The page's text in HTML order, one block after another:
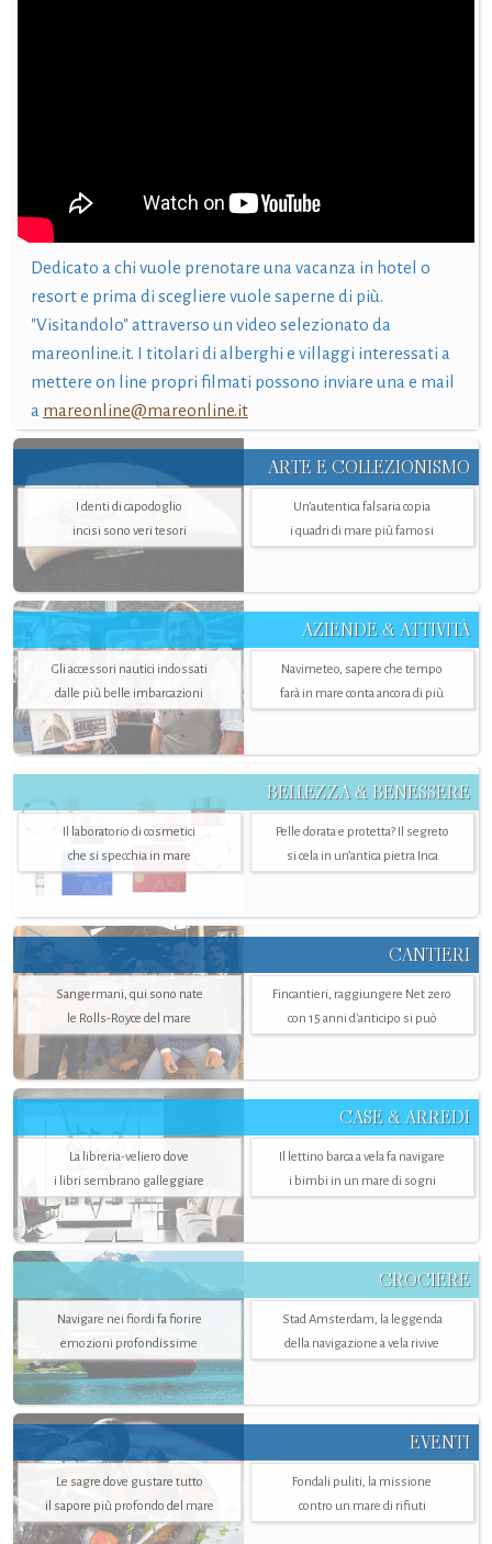
Dedicato a chi vuole prenotare una vacanza in hotel o
resort e prima di scegliere vuole saperne di più.
"Visitandolo" attraverso un video selezionato da
mareonline.it. I titolari di alberghi e villaggi interessati a
mettere on line propri filmati possono inviare una e mail
a mareonline@mareonline.it
ARTE E COLLEZIONISMO
I denti di capodoglio
incisi sono veri tesori
Un’autentica falsaria copia
i quadri di mare più famosi
AZIENDE & ATTIVITÀ
Gli accessori nautici indossati
dalle più belle imbarcazioni
Navimeteo, sapere che tempo
farà in mare conta ancora di più
BELLEZZA & BENESSERE
Il laboratorio di cosmetici
che si specchia in mare
Pelle dorata e protetta? Il segreto
si cela in un’antica pietra Inca
CANTIERI
Sangermani, qui sono nate
le Rolls-Royce del mare
Fincantieri, raggiungere Net zero
con 15 anni d'anticipo si può
CASE & ARREDI
La libreria-veliero dove
i libri sembrano galleggiare
Il lettino barca a vela fa navigare
i bimbi in un mare di sogni
CROCIERE
Navigare nei fiordi fa fiorire
emozioni profondissime
Stad Amsterdam, la leggenda
della navigazione a vela rivive
EVENTI
Le sagre dove gustare tutto
il sapore più profondo del mare
Fondali puliti, la missione
contro un mare di rifiuti